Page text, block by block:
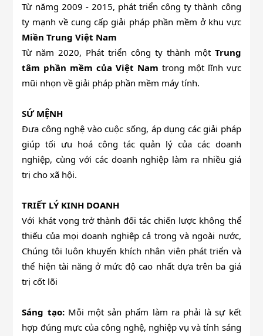
Từ nămg 2009 - 2015, phát triển công ty thành công
ty mạnh về cung cấp giải pháp phần mềm ở khu vực
Miền Trung Việt Nam
Từ năm 2020, Phát triển công ty thành một Trung
tâm phần mềm của Việt Nam trong một lĩnh vực
mũi nhọn về giải pháp phần mềm máy tính.
SỨ MỆNH
Đưa công nghệ vào cuộc sống, áp dụng các giải pháp
giúp tối ưu hoá công tác quản lý của các doanh
nghiệp, cùng với các doanh nghiệp làm ra nhiều giá
trị cho xã hội.
TRIẾT LÝ KINH DOANH
Với khát vọng trở thành đối tác chiến lược không thể
thiếu của mọi doanh nghiệp cả trong và ngoài nước,
Chúng tôi luôn khuyến khích nhân viên phát triển và
thể hiện tài năng ở mức độ cao nhất dựa trên ba giá
trị cốt lõi
Sáng tạo:Mỗi một sản phẩm làm ra phải là sự kết
hợp đúng mực của công nghệ, nghiệp vụ và tính sáng